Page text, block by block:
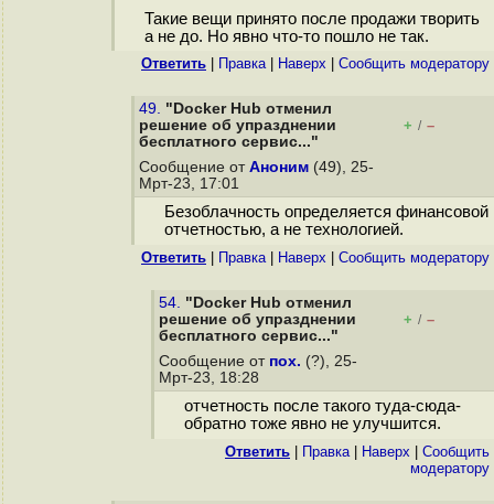
Такие вещи принято после продажи творить
а не до. Но явно что-то пошло не так.
Ответить Правка| Наверх Cообщить модератору
49. "Docker Hub отменил
решение об упразднении
бесплатного сервис..."
+ / –
Сообщение от Аноним (49), 25-
Мрт-23, 17:01
Безоблачность определяется финансовой
отчетностью, а не технологией.
Ответить Правка| Наверх Cообщить модератору
54. "Docker Hub отменил
решение об упразднении
бесплатного сервис..."
+ / –
Сообщение от пох. (?), 25-
Мрт-23, 18:28
отчетность после такого туда-сюда-
обратно тоже явно не улучшится.
Ответить Правка| Наверх
Cообщить
модератору